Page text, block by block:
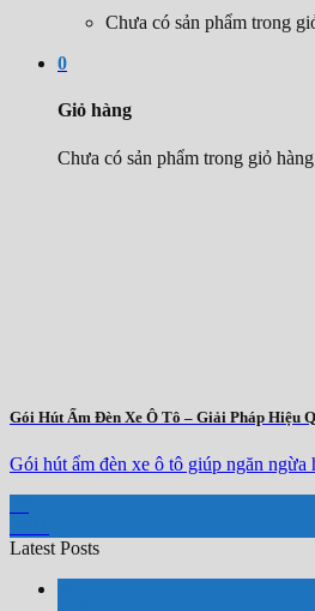
Chưa có sản phẩm trong
0
Giỏ hàng
Chưa có sản phẩm trong giỏ
Gói Hút Ẩm Đèn Xe Ô Tô – Giải Pháp Hiệu
Gói hút ẩm đèn xe ô tô giúp ngăn
Latest Posts